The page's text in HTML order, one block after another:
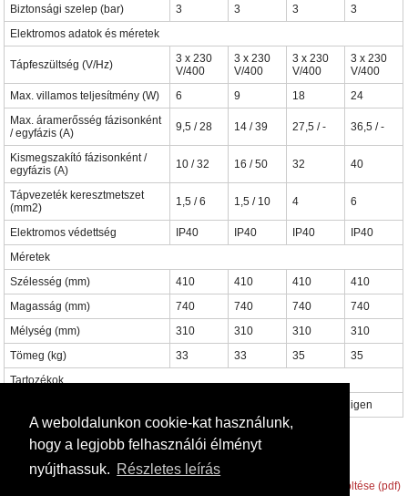
A weboldalunkon cookie-kat használunk,
hogy a legjobb felhasználói élményt
nyújthassuk. Részletes leírás
Biztonsági szelep (bar)
3 3 3
3
Elektromos adatok és méretek
Tápfeszültség (V/Hz)
3 x 230
V/400
3 x 230
V/400
3 x 230
V/400
3 x 230
V/400
Max. villamos teljesítmény (W)
6 9 18
24
Max. áramerősség fázisonként
/ egyfázis (A)
9,5 / 28 14 / 39 27,5 / - 36,5 / -
Kismegszakító fázisonként /
egyfázis (A)
10 / 32 16 / 50 32 40
Tápvezeték keresztmetszet
(mm2)
1,5 / 6 1,5 / 10 4 6
Elektromos védettség IP40 IP40 IP40
IP40
Méretek
Szélesség (mm)
410 410 410
410
Magasság (mm)
740 740 740
740
Mélység (mm)
310 310 310
310
Tömeg (kg)
33 33 35
35
Tartozékok
igen
Saunier Duval Renova Electric prospektus letöltése (pdf)
Saunier Duval Renova Electric kezelési utasítás letöltése (pdf)
Saunier Duval Renova Electric szerelési és karbantartási útmutató letöltése (pdf)